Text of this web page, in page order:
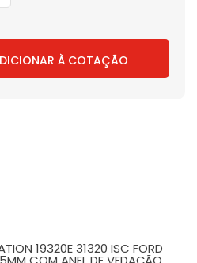
À COTAÇÃO
19320E 31320 ISC FORD